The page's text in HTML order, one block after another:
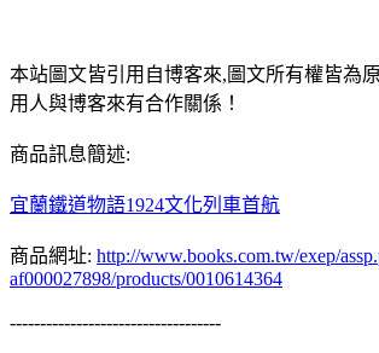
本站圖文皆引用自博客來,圖文所有權皆為
用人與博客來有合作關係！
商品訊息簡述:
宜蘭鐵道物語1924文化列車首航
商品網址: http://www.books.com.tw/exep/
af000027898/products/0010614364
-----------------------------------